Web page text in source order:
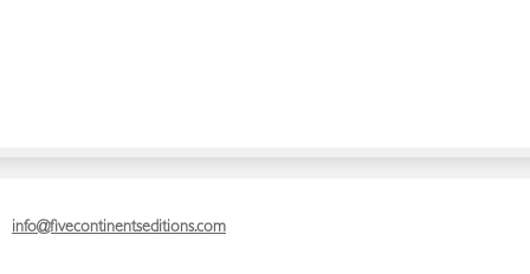
info@fivecontinentseditions.com